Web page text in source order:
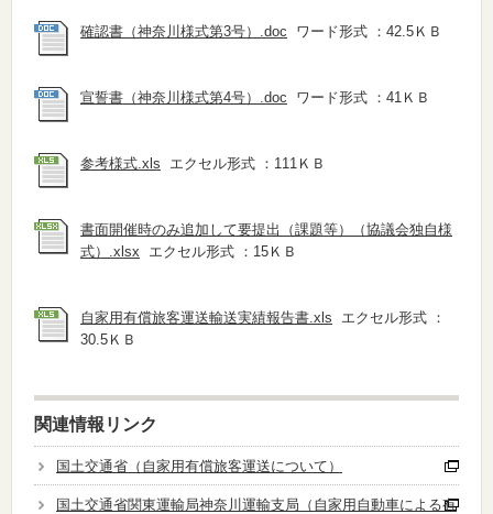
確認書（神奈川様式第3号）.doc ワード形式 ：42.5ＫＢ
宣誓書（神奈川様式第4号）.doc ワード形式 ：41ＫＢ
参考様式.xls エクセル形式 ：111ＫＢ
書面開催時のみ追加して要提出（課題等）（協議会独自様
式）.xlsx エクセル形式 ：15ＫＢ
自家用有償旅客運送輸送実績報告書.xls エクセル形式 ：
30.5ＫＢ
関連情報リンク
国土交通省（自家用有償旅客運送について）
国土交通省関東運輸局神奈川運輸支局（自家用自動車による有